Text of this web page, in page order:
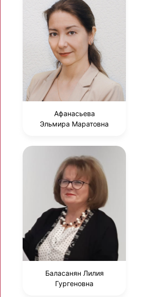
Афанасьева
Эльмира Маратовна
Баласанян Лилия
Гургеновна